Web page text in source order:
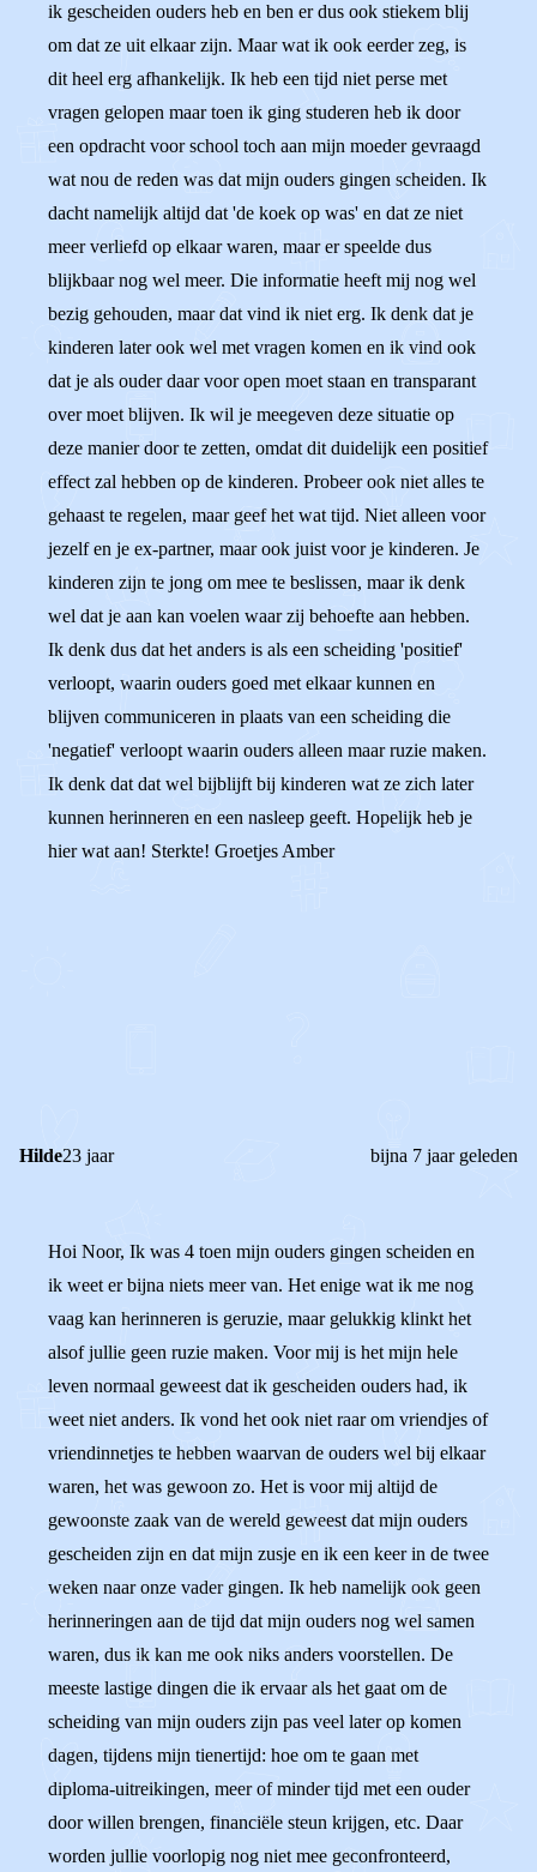
ik gescheiden ouders heb en ben er dus ook stiekem blij
om dat ze uit elkaar zijn. Maar wat ik ook eerder zeg, is
dit heel erg afhankelijk. Ik heb een tijd niet perse met
vragen gelopen maar toen ik ging studeren heb ik door
een opdracht voor school toch aan mijn moeder gevraagd
wat nou de reden was dat mijn ouders gingen scheiden. Ik
dacht namelijk altijd dat 'de koek op was' en dat ze niet
meer verliefd op elkaar waren, maar er speelde dus
blijkbaar nog wel meer. Die informatie heeft mij nog wel
bezig gehouden, maar dat vind ik niet erg. Ik denk dat je
kinderen later ook wel met vragen komen en ik vind ook
dat je als ouder daar voor open moet staan en transparant
over moet blijven. Ik wil je meegeven deze situatie op
deze manier door te zetten, omdat dit duidelijk een positief
effect zal hebben op de kinderen. Probeer ook niet alles te
gehaast te regelen, maar geef het wat tijd. Niet alleen voor
jezelf en je ex-partner, maar ook juist voor je kinderen. Je
kinderen zijn te jong om mee te beslissen, maar ik denk
wel dat je aan kan voelen waar zij behoefte aan hebben.
Ik denk dus dat het anders is als een scheiding 'positief'
verloopt, waarin ouders goed met elkaar kunnen en
blijven communiceren in plaats van een scheiding die
'negatief' verloopt waarin ouders alleen maar ruzie maken.
Ik denk dat dat wel bijblijft bij kinderen wat ze zich later
kunnen herinneren en een nasleep geeft. Hopelijk heb je
hier wat aan! Sterkte! Groetjes Amber
Hilde23 jaar bijna 7 jaar geleden
Hoi Noor, Ik was 4 toen mijn ouders gingen scheiden en
ik weet er bijna niets meer van. Het enige wat ik me nog
vaag kan herinneren is geruzie, maar gelukkig klinkt het
alsof jullie geen ruzie maken. Voor mij is het mijn hele
leven normaal geweest dat ik gescheiden ouders had, ik
weet niet anders. Ik vond het ook niet raar om vriendjes of
vriendinnetjes te hebben waarvan de ouders wel bij elkaar
waren, het was gewoon zo. Het is voor mij altijd de
gewoonste zaak van de wereld geweest dat mijn ouders
gescheiden zijn en dat mijn zusje en ik een keer in de twee
weken naar onze vader gingen. Ik heb namelijk ook geen
herinneringen aan de tijd dat mijn ouders nog wel samen
waren, dus ik kan me ook niks anders voorstellen. De
meeste lastige dingen die ik ervaar als het gaat om de
scheiding van mijn ouders zijn pas veel later op komen
dagen, tijdens mijn tienertijd: hoe om te gaan met
diploma-uitreikingen, meer of minder tijd met een ouder
door willen brengen, financiële steun krijgen, etc. Daar
worden jullie voorlopig nog niet mee geconfronteerd,